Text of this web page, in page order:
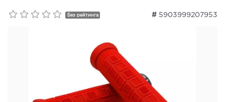
# 5903999207953
Без рейтинга